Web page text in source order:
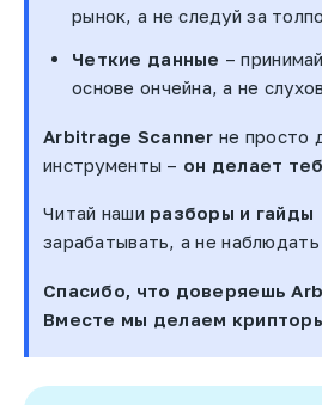
рынок, а не следуй за
Четкие данные –
основе ончейна, а не слухов
Arbitrage Scanner не просто
инструменты – он делает
Читай наши разборы и гайды
зарабатывать, а не
Спасибо, что доверяешь
Вместе мы делаем